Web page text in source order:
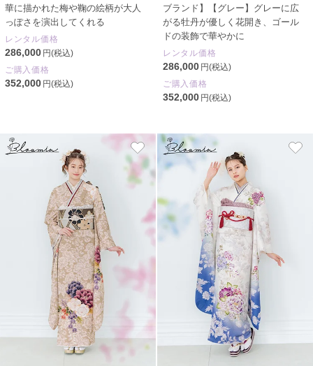
華に描かれた梅や鞠の絵柄が大人
っぽさを演出してくれる
レンタル価格
286,000 円(税込)
ご購入価格
352,000 円(税込)
ブランド】【グレー】グレーに広
がる牡丹が優しく花開き、ゴール
ドの装飾で華やかに
レンタル価格
286,000 円(税込)
ご購入価格
352,000 円(税込)